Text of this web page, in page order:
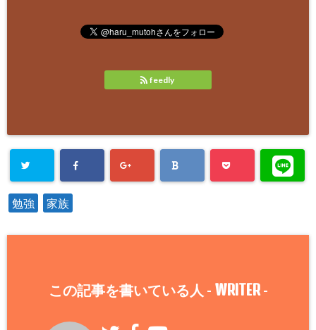
feedly
勉強 家族
この記事を書いている人 - WRITER-